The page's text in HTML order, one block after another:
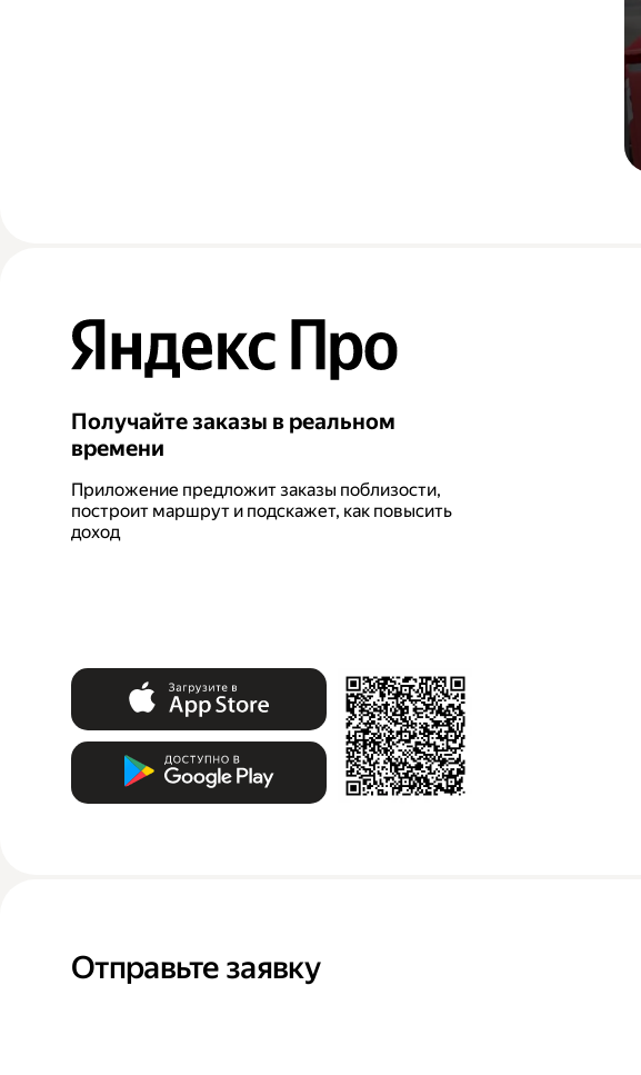
Получайте заказы в реальном
времени
Приложение предложит заказы поблизости,
построит маршрут и подскажет, как повысить
доход
Отправьте заявку